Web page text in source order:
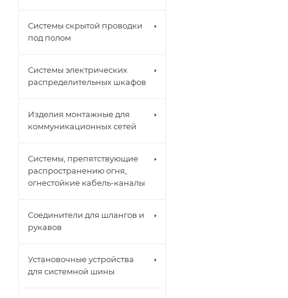
Системы скрытой проводки
под полом
Системы электрических
распределительных шкафов
Изделия монтажные для
коммуникационных сетей
Системы, препятствующие
распространению огня,
огнестойкие кабель-каналы
Соединители для шлангов и
рукавов
Установочные устройства
для системной шины